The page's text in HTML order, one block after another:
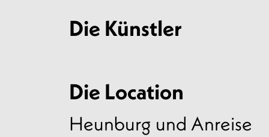
Die Künstler
Die Location
Heunburg und Anreise